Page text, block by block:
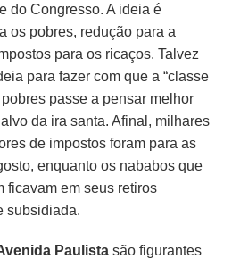
do Congresso. A ideia é
os pobres, redução para a
para os ricaços. Talvez
para fazer com que a “classe
passe a pensar melhor
da ira santa. Afinal, milhares
de impostos foram para as
enquanto os nababos que
ficavam em seus retiros
subsidiada.
Paulista são figurantes